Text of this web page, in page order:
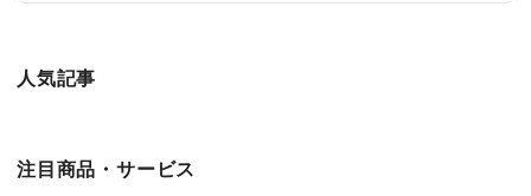
人気記事
注目商品・サービス